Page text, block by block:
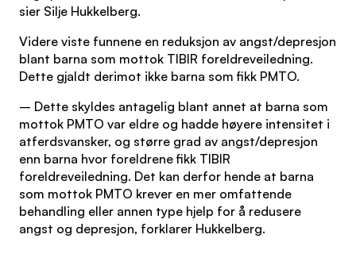
sier Silje Hukkelberg.
Videre viste funnene en reduksjon av angst/depresjon
blant barna som mottok TIBIR foreldreveiledning.
Dette gjaldt derimot ikke barna som fikk PMTO.
– Dette skyldes antagelig blant annet at barna som
mottok PMTO var eldre og hadde høyere intensitet i
atferdsvansker, og større grad av angst/depresjon
enn barna hvor foreldrene fikk TIBIR
foreldreveiledning. Det kan derfor hende at barna
som mottok PMTO krever en mer omfattende
behandling eller annen type hjelp for å redusere
angst og depresjon, forklarer Hukkelberg.